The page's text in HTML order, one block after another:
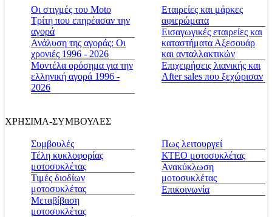
Οι στιγμές του Moto
Τρίτη που επηρέασαν την
αγορά
Ανάλυση της αγοράς: Οι
χρονιές 1996 - 2026
Μοντέλα ορόσημα για την
ελληνική αγορά 1996 -
2026
Εταιρείες και μάρκες
αφιερώματα
Εισαγωγικές εταιρείες και
καταστήματα Αξεσουάρ
και ανταλλακτικών
Επιχειρήσεις λιανικής και
After sales που ξεχώρισαν
ΧΡΗΣΙΜΑ-ΣΥΜΒΟΥΛΕΣ
Συμβουλές
Τέλη κυκλοφορίας
μοτοσυκλέτας
Τιμές διοδίων
μοτοσυκλέτας
Μεταβίβαση
μοτοσυκλέτας
Πως λειτουργεί
ΚΤΕΟ μοτοσυκλέτας
Ανακύκλωση
μοτοσυκλέτας
Επικοινωνία